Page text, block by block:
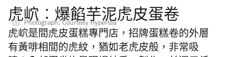
虎岤︰爆餡芋泥虎皮蛋卷
Photograph: Courtesy Hypertea
虎岤是間虎皮蛋糕專門店，招牌蛋糕卷的外層
有黃啡相間的虎紋，猶如老虎皮般，非常吸